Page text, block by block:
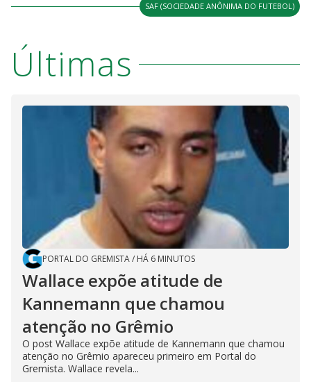
SAF (SOCIEDADE ANÔNIMA DO FUTEBOL)
Últimas
PORTAL DO GREMISTA/ HÁ 6 MINUTOS
Wallace expõe atitude de
Kannemann que chamou
atenção no Grêmio
O post Wallace expõe atitude de Kannemann que chamou
atenção no Grêmio apareceu primeiro em Portal do
Gremista. Wallace revela...